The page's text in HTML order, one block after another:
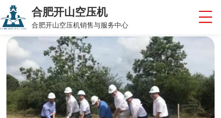
合肥开山空压机
合肥开山空压机销售与服务中心